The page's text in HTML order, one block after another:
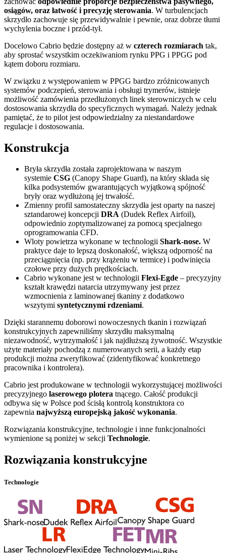
osiągów, oraz łatwość i precyzję sterowania. W turbulencjach
skrzydło zachowuje się przewidywalnie i pewnie, oraz dobrze tłumi
wychylenia boczne i przód-tył.
Docelowo Cabrio będzie dostępny aż w czterech rozmiarach tak,
aby sprostać wszystkim oczekiwaniom rynku PPG i PPGG pod
kątem doboru rozmiaru.
W związku z występowaniem w PPGG bardzo zróżnicowanych
systemów podczepień, sterowania i obsługi trymerów, istnieje
możliwość zamówienia przedłużonych linek sterowniczych w celu
dostosowania skrzydła do specyficznych wymagań. Należy jednak
pamiętać, że to pilot jest odpowiedzialny za niestandardowe
regulacje i dostosowania.
Konstrukcja
Bryła skrzydła została zaprojektowana w naszym
systemie CSG (Canopy Shape Guard), na który składa się
kilka podsystemów gwarantujących wyjątkową spójność
bryły oraz wydłużoną jej trwałość.
Zmienny profil samostateczny skrzydła jest oparty na naszej
sztandarowej koncepcji DRA (Dudek Reflex Airfoil),
odpowiednio zoptymalizowanej za pomocą specjalnego
oprogramowania CFD.
Wloty powietrza wykonane w technologii Shark-nose. W
praktyce daje to lepszą doskonałość, większą odporność na
przeciągnięcia (np. przy krążeniu w termice) i podwinięcia
czołowe przy dużych prędkościach.
Cabrio wykonane jest w technologii Flexi-Egde – precyzyjny
kształt krawędzi natarcia utrzymywany jest przez
wzmocnienia z laminowanej tkaniny z dodatkowo
wszytymi syntetycznymi rdzeniami.
Dzięki starannemu doborowi nowoczesnych tkanin i rozwiązań
konstrukcyjnych zapewniliśmy skrzydłu maksymalną
niezawodność, wytrzymałość i jak najdłuższą żywotność. Wszystkie
użyte materiały pochodzą z numerowanych serii, a każdy etap
produkcji można zweryfikować (zidentyfikować konkretnego
pracownika i kontrolera).
Cabrio jest produkowane w technologii wykorzystującej możliwości
precyzyjnego laserowego plotera tnącego. Całość produkcji
odbywa się w Polsce pod ścisłą kontrolą konstruktora co
zapewnia najwyższą europejską jakość wykonania.
Rozwiązania konstrukcyjne, technologie i inne funkcjonalności
wymienione są poniżej w sekcji Technologie.
Rozwiązania konstrukcyjne
Technologie